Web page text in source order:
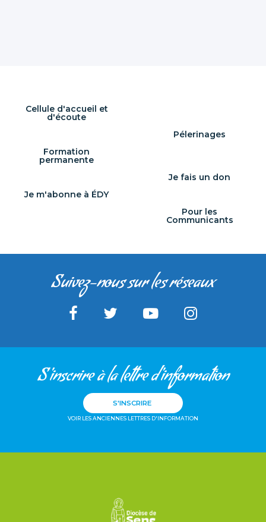
Cellule d'accueil et
d'écoute
Pélerinages
Formation
permanente
Je fais un don
Je m'abonne à ÉDY
Pour les
Communicants
Suivez-nous sur les réseaux
S'inscrire à la lettre d'information
S'INSCRIRE
VOIR LES ANCIENNES LETTRES D'INFORMATION